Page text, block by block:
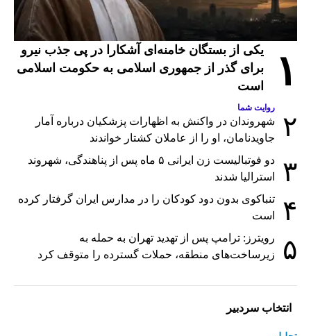
۱
یکی از بستگان خامنه‌ای آشکارا در پی جذب نیرو
برای گذر از جمهوری اسلامی به حکومت اسلامی
است
۲
روایت شما
شهروندان در واکنش به اظهارات پزشکیان درباره آمار
جاویدنامان، او را از عاملان کشتار خواندند
۳
دو فوتبالیست زن ایرانی ۵ ماه پس از پناهندگی، شهروند
استرالیا شدند
۴
تنباکوی بدون دود کودکان را در مدارس ایران گرفتار کرده
است
۵
رویترز: ترامپ پس از تهدید تهران به حمله به
زیرساخت‌های منطقه، حملات گسترده را متوقف کرد
انتخاب سردبیر